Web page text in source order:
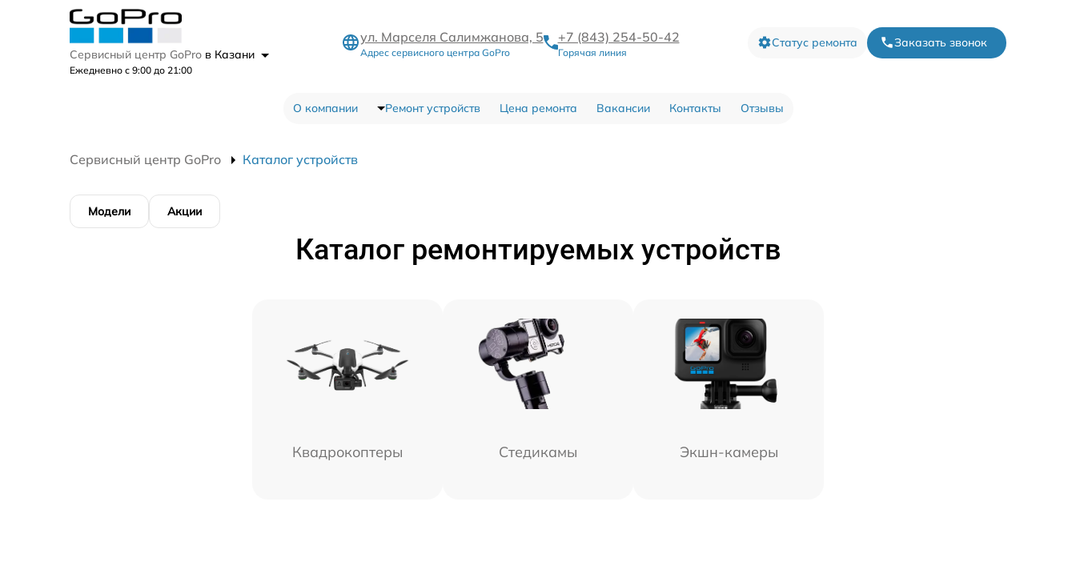
Сервисный центр GoPro в Казани
Ежедневно с 9:00 до 21:00
ул. Марселя Салимжанова, 5
Адрес сервисного центра GoPro
+7 (843) 254-50-42
Горячая линия
Статус ремонта Заказать звонок
О компании Ремонт устройств Цена ремонта Вакансии Контакты Отзывы
Сервисный центр GoPro Каталог устройств
Модели Акции
Каталог ремонтируемых устройств
Квадрокоптеры Стедикамы Экшн-камеры